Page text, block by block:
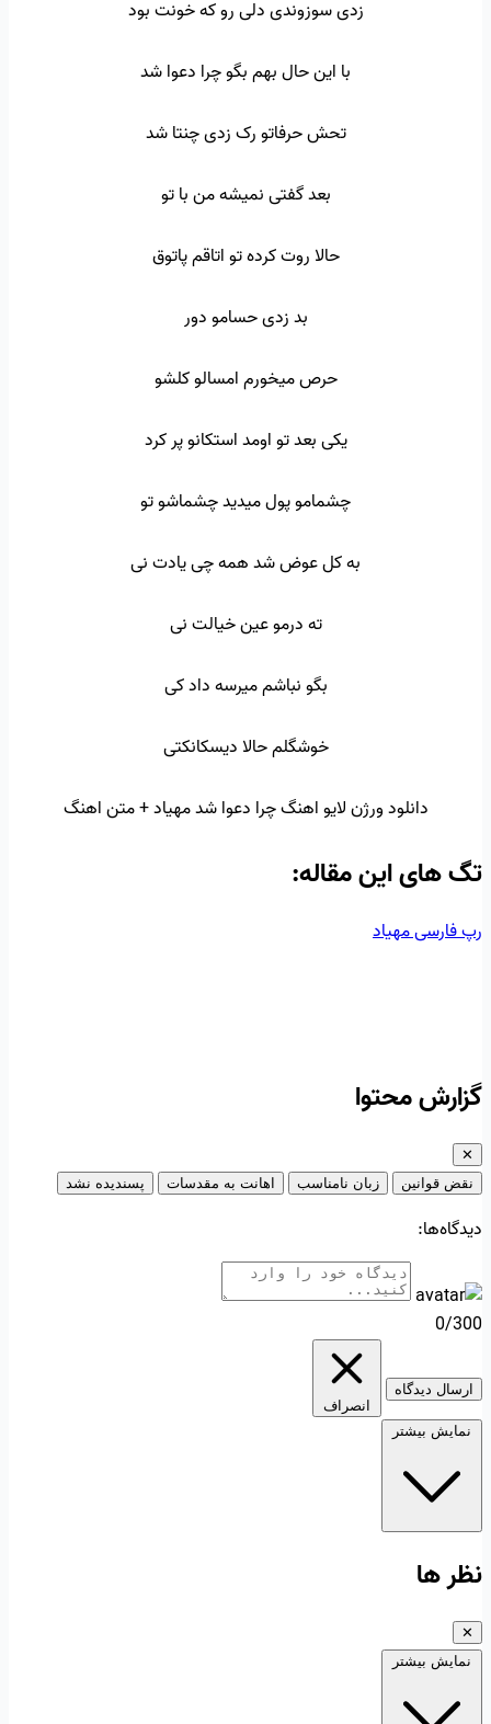
زدی سوزوندی دلی رو که خونت بود
با این حال بهم بگو چرا دعوا شد
تحش حرفاتو رک زدی چنتا شد
بعد گفتی نمیشه من با تو
حالا روت کرده تو اتاقم پاتوق
بد زدی حسامو دور
حرص میخورم امسالو کلشو
یکی بعد تو اومد استکانو پر کرد
چشمامو پول میدید چشماشو تو
به کل عوض شد همه چی یادت نی
ته درمو عین خیالت نی
بگو نباشم میرسه داد کی
خوشگلم حالا دیسکانکتی
دانلود ورژن لایو اهنگ چرا دعوا شد مهیاد + متن اهنگ
تگ‌ های این مقاله:
رپ فارسیمهیاد
گزارش محتوا
✕
نقض قوانین
زبان نامناسب اهانت به مقدسات پسندیده نشد
دیدگاه‌ها:
0/300
ارسال دیدگاه
انصراف
نمایش بیشتر
نظر ها
✕
نمایش بیشتر